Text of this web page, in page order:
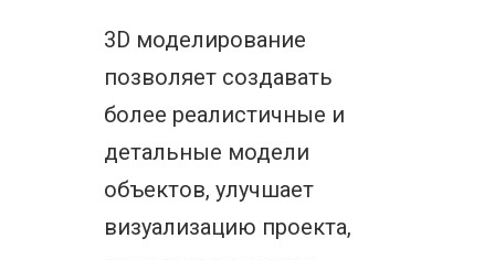
3D моделирование
позволяет создавать
более реалистичные и
детальные модели
объектов, улучшает
визуализацию проекта,